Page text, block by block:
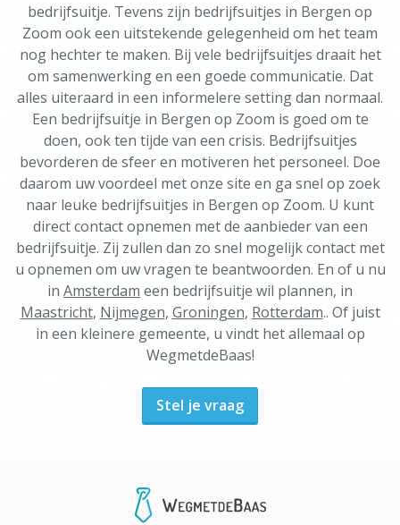
bedrijfsuitje. Tevens zijn bedrijfsuitjes in Bergen op
Zoom ook een uitstekende gelegenheid om het team
nog hechter te maken. Bij vele bedrijfsuitjes draait het
om samenwerking en een goede communicatie. Dat
alles uiteraard in een informelere setting dan normaal.
Een bedrijfsuitje in Bergen op Zoom is goed om te
doen, ook ten tijde van een crisis. Bedrijfsuitjes
bevorderen de sfeer en motiveren het personeel. Doe
daarom uw voordeel met onze site en ga snel op zoek
naar leuke bedrijfsuitjes in Bergen op Zoom. U kunt
direct contact opnemen met de aanbieder van een
bedrijfsuitje. Zij zullen dan zo snel mogelijk contact met
u opnemen om uw vragen te beantwoorden. En of u nu
in Amsterdam een bedrijfsuitje wil plannen, in
Maastricht, Nijmegen, Groningen, Rotterdam.. Of juist
in een kleinere gemeente, u vindt het allemaal op
WegmetdeBaas!
Stel je vraag